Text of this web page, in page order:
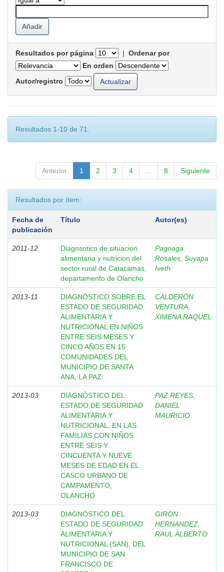
Resultados por página | Ordenar por
En orden
Autor/registro
Resultados 1-10 de 71.
Anterior 1 2 3 4 8 Siguiente
Resultados por ítem:
Fecha de
publicación
Título Autor(es)
2011-12
Diagnsotico de situacion
alimentaria y nutricion del
sector rural de Catacamas,
departamento de Olancho
Pagoaga
Rosales, Suyapa
Iveth
2013-11
DIAGNÓSTICO SOBRE EL
ESTADO DE SEGURIDAD
ALIMENTARIA Y
NUTRICIONAL EN NIÑOS
ENTRE SEIS MESES Y
CINCO AÑOS EN 15
COMUNIDADES DEL
MUNICIPIO DE SANTA
ANA, LA PAZ.
CALDERÓN
VENTURA,
XIMENA RAQUEL
2013-03
DIAGNÓSTICO DEL
ESTADO DE SEGURIDAD
ALIMENTARIA Y
NUTRICIONAL, EN LAS
FAMILIAS CON NIÑOS
ENTRE SEIS Y
CINCUENTA Y NUEVE
MESES DE EDAD EN EL
CASCO URBANO DE
CAMPAMENTO,
OLANCHO
PAZ REYES,
DANIEL
MAURICIO
2013-03
DIAGNÓSTICO DEL
ESTADO DE SEGURIDAD
ALIMENTARIA Y
NUTRICIONAL (SAN), DEL
MUNICIPIO DE SAN
FRANCISCO DE
GIRON
HERNANDEZ,
RAUL ALBERTO